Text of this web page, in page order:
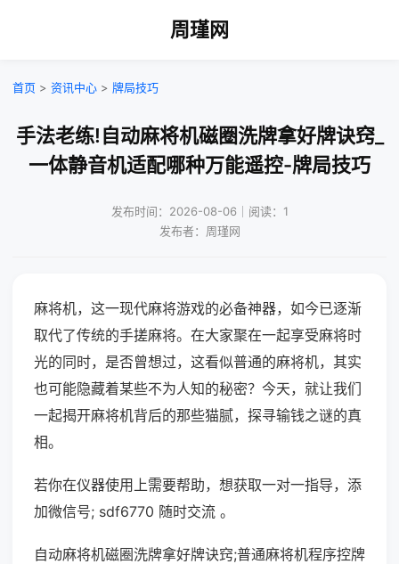
周瑾网
首页 > 资讯中心 > 牌局技巧
手法老练!自动麻将机磁圈洗牌拿好牌诀窍_
一体静音机适配哪种万能遥控-牌局技巧
发布时间：2026-08-06｜阅读：1
发布者：周瑾网
麻将机，这一现代麻将游戏的必备神器，如今已逐渐
取代了传统的手搓麻将。在大家聚在一起享受麻将时
光的同时，是否曾想过，这看似普通的麻将机，其实
也可能隐藏着某些不为人知的秘密？今天，就让我们
一起揭开麻将机背后的那些猫腻，探寻输钱之谜的真
相。
若你在仪器使用上需要帮助，想获取一对一指导，添
加微信号; sdf6770 随时交流 。
自动麻将机磁圈洗牌拿好牌诀窍;普通麻将机程序控牌